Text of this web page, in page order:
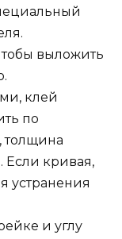
выложить
клей
по
толщина
Если кривая,
устранения
и углу